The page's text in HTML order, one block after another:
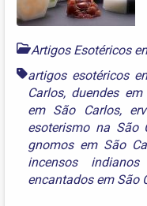
Artigos Esotéricos
artigos esotéricos
Carlos, duendes
em São Carlos,
esoterismo na São
gnomos em São
incensos
encantados em São